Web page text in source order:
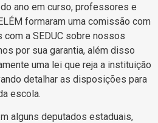
ano em curso, professores e
formaram uma comissão com
a SEDUC sobre nossos
por sua garantia, além disso
uma lei que reja a instituição
detalhar as disposições para
escola.
alguns deputados estaduais,